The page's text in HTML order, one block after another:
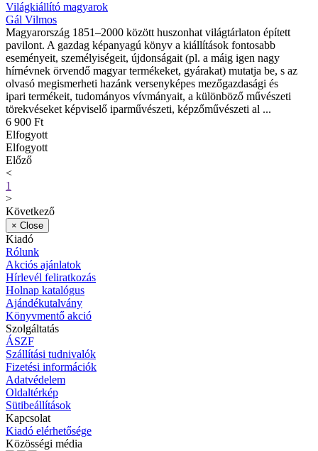
Világkiállító magyarok
Gál Vilmos
Magyarország 1851–2000 között huszonhat világtárlaton épített
pavilont. A gazdag képanyagú könyv a kiállítások fontosabb
eseményeit, személyiségeit, újdonságait (pl. a máig igen nagy
hírnévnek örvendő magyar termékeket, gyárakat) mutatja be, s az
olvasó megismerheti hazánk versenyképes mezőgazdasági és
ipari termékeit, tudományos vívmányait, a különböző művészeti
törekvéseket képviselő iparművészeti, képzőművészeti al ...
6 900 Ft
Elfogyott
Elfogyott
Előző
<
1
>
Következő
× Close
Kiadó
Rólunk
Akciós ajánlatok
Hírlevél feliratkozás
Holnap katalógus
Ajándékutalvány
Könyvmentő akció
Szolgáltatás
ÁSZF
Szállítási tudnivalók
Fizetési információk
Adatvédelem
Oldaltérkép
Sütibeállítások
Kapcsolat
Kiadó elérhetősége
Közösségi média